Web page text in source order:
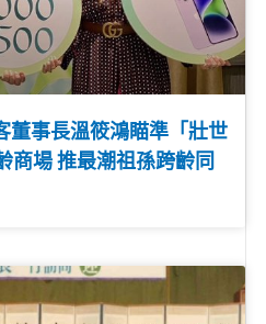
董事長溫筱鴻瞄準「壯世
商場 推最潮祖孫跨齡同